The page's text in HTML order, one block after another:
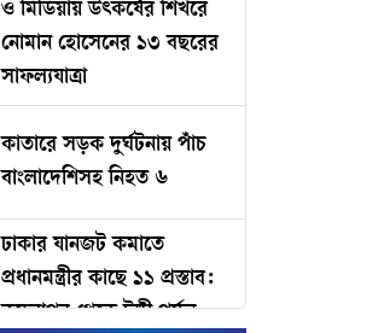
ও মিডিয়ায় উৎকর্ষের শিখরে
নোমান হোসেনের ১৩ বছরের
সাফল্যযাত্রা
কাতারে সড়ক দুর্ঘটনায় পাঁচ
বাংলাদেশিসহ নিহত ৬
ঢাকার যানজট কমাতে
প্রধানমন্ত্রীর কাছে ১১ প্রস্তাব:
কমলাপুর থেকে টঙ্গী পর্যন্ত